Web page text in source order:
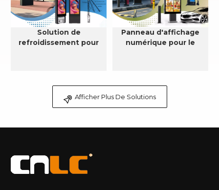
Solution de
refroidissement pour
Panneau d'affichage
numérique pour le
Afficher Plus De Solutions